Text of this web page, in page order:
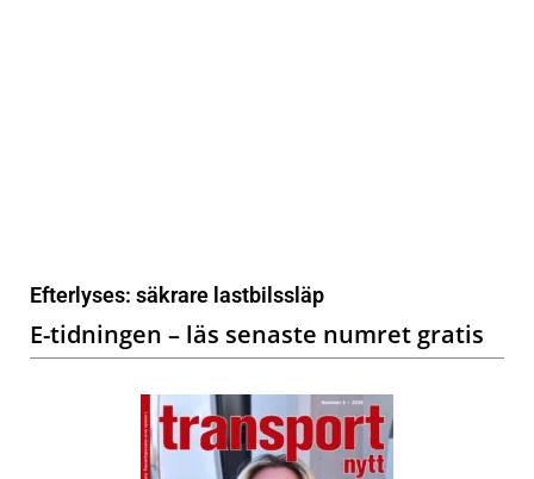
Efterlyses: säkrare lastbilssläp
E-tidningen – läs senaste numret gratis